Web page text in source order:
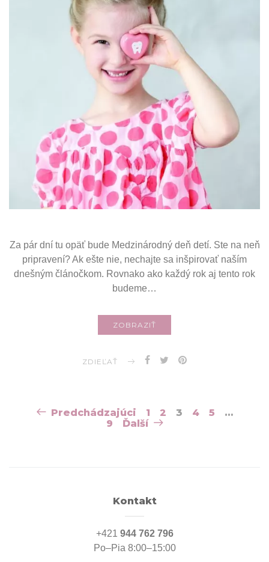
Za pár dní tu opäť bude Medzinárodný deň detí. Ste na neň
pripravení? Ak ešte nie, nechajte sa inšpirovať naším
dnešným článočkom. Rovnako ako každý rok aj tento rok
budeme…
ZOBRAZIŤ
ZDIEĽAŤ
Predchádzajúci 1 2 3 4 5
…
9
Ďalší
Kontakt
+421 944 762 796
Po–Pia 8:00–15:00